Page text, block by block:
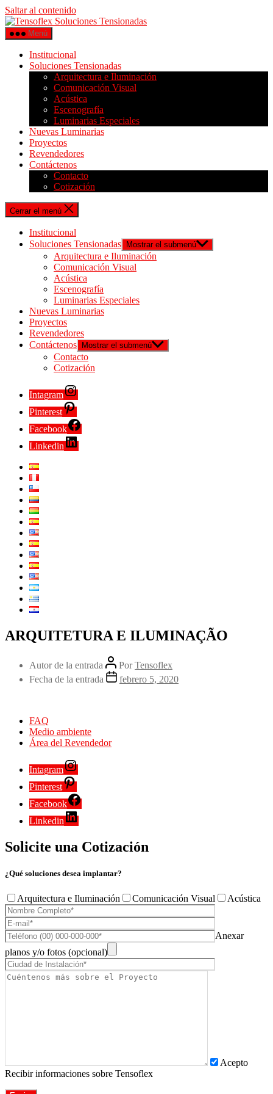
Saltar al contenido
Menú
Institucional
Soluciones Tensionadas
Arquitectura e Iluminación
Comunicación Visual
Acústica
Escenografía
Luminarias Especiales
Nuevas Luminarias
Proyectos
Revendedores
Contáctenos
Contacto
Cotización
Cerrar el menú
Institucional
Soluciones Tensionadas
Mostrar el submenú
Arquitectura e Iluminación
Comunicación Visual
Acústica
Escenografía
Luminarias Especiales
Nuevas Luminarias
Proyectos
Revendedores
Contáctenos
Mostrar el submenú
Contacto
Cotización
Intagram
Pinterest
Facebook
Linkedin
ARQUITETURA E ILUMINAÇÃO
Autor de la entrada PorTensoflex
Fecha de la entrada
febrero 5, 2020
FAQ
Medio ambiente
Área del Revendedor
Intagram
Pinterest
Facebook
Linkedin
Solicite una Cotización
¿Qué soluciones desea implantar?
Arquitectura e Iluminación Comunicación Visual Acústica
Anexar
planos y/o fotos (opcional)
Acepto
Recibir informaciones sobre Tensoflex